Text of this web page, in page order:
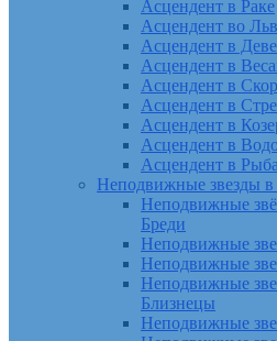
Асцендент в Раке
Асцендент во
Асцендент в Деве
Асцендент в
Асцендент в
Асцендент в
Асцендент в
Асцендент в
Асцендент в
Неподвижные звезды в
Неподвижные
Бреди
Неподвижные
Неподвижные
Неподвижные
Близнецы
Неподвижные